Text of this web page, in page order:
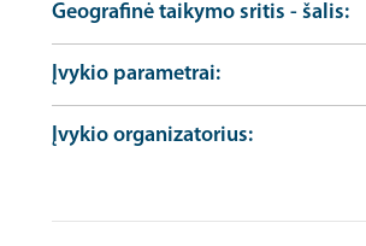
Geografinė taikymo sritis - šalis
Įvykio parametrai
Įvykio organizatorius